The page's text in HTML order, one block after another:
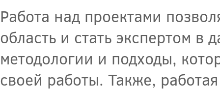
Работа над проектами
область и стать экспертом
методологии и подходы,
своей работы. Также,